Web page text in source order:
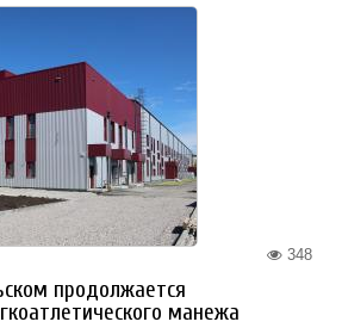
348
продолжается
манежа